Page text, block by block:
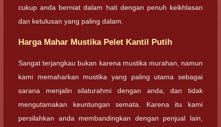
cukup anda berniat dalam hati dengan penuh keikhlasan
dan ketulusan yang paling dalam.
Harga Mahar Mustika Pelet Kantil Putih
Sangat terjangkau bukan karena mustika murahan, namun
kami memaharkan mustika yang paling utama sebagai
sarana menjalin silaturahmi dengan anda, dan tidak
mengutamakan keuntungan semata. Karena itu kami
persilahkan anda membandingkan dengan penjual lain,